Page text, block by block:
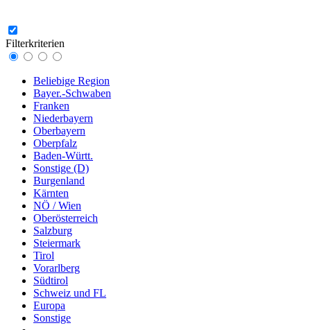
Filterkriterien
Beliebige Region
Bayer.-Schwaben
Franken
Niederbayern
Oberbayern
Oberpfalz
Baden-Württ.
Sonstige (D)
Burgenland
Kärnten
NÖ / Wien
Oberösterreich
Salzburg
Steiermark
Tirol
Vorarlberg
Südtirol
Schweiz und FL
Europa
Sonstige